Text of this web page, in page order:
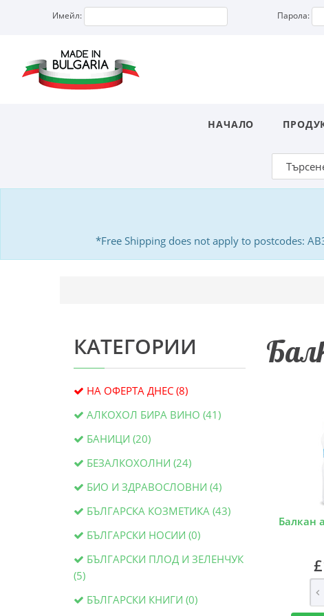
Имейл: Парола:
НАЧАЛО
*Free Shipping does not apply to postcodes:
КАТЕГОРИИ
НА ОФЕРТА ДНЕС (8)
АЛКОХОЛ БИРА ВИНО (41)
БАНИЦИ (20)
БЕЗАЛКОХОЛНИ (24)
БИО И ЗДРАВОСЛОВНИ (4)
БЪЛГАРСКА КОЗМЕТИКА (43)
БЪЛГАРСКИ НОСИИ (0)
БЪЛГАРСКИ ПЛОД И ЗЕЛЕНЧУК
(5)
БЪЛГАРСКИ КНИГИ (0)
Балкан